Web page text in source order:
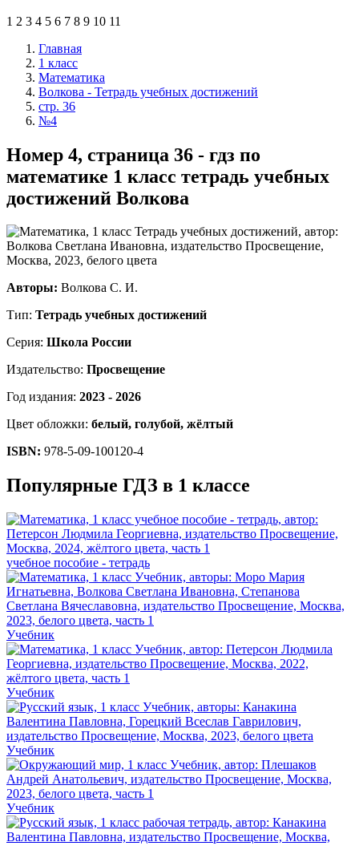
1 2 3 4 5 6 7 8 9 10 11
Главная
1 класс
Математика
Волкова - Тетрадь учебных достижений
стр. 36
№4
Номер 4, страница 36 - гдз по
математике 1 класс тетрадь учебных
достижений Волкова
Авторы: Волкова С. И.
Тип: Тетрадь учебных достижений
Серия: Школа России
Издательство: Просвещение
Год издания: 2023 - 2026
Цвет обложки: белый, голубой, жёлтый
ISBN: 978-5-09-100120-4
Популярные ГДЗ в 1 классе
учебное пособие - тетрадь
Учебник
Учебник
Учебник
Учебник